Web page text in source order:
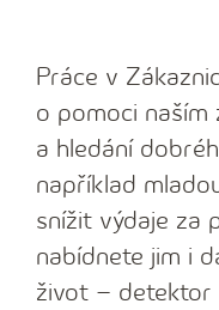
Práce v
o pomoci naším
a hledání
například
snížit výdaje za
nabídnete jim i
život – detektor